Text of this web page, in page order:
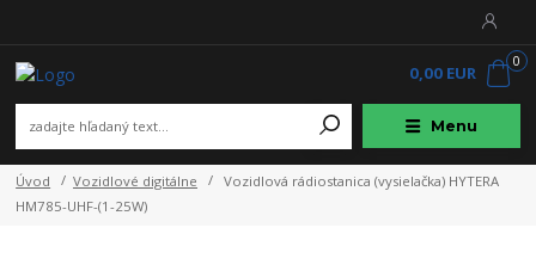
Menu
0
0,00 EUR
Úvod Vozidlové digitálne
Vozidlová rádiostanica (vysielačka) HYTERA
HM785-UHF-(1-25W)